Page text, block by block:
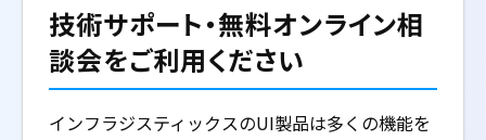
技術サポート・無料オンライン相
談会をご利用ください
インフラジスティックスのUI製品は多くの機能を